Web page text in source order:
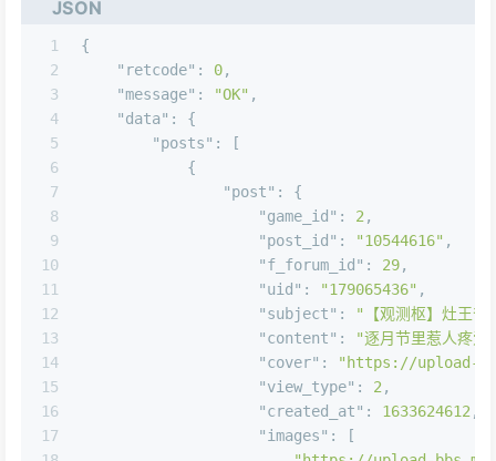
1
2
3
4
5
6
7
8
9
10
11
12
13
14
15
16
"retcode" : 0,
"message"
"data": {
"posts"
"post": {
"game_id" : 2,
"post_id" : "10544616"
"f_forum_id": 29,
"uid": "179065436",
"subject" :
"【观测枢】灶王
"content"
:
"逐月节里惹人疼
"cover": "https://upload-
"view_type":
,
"created_at"